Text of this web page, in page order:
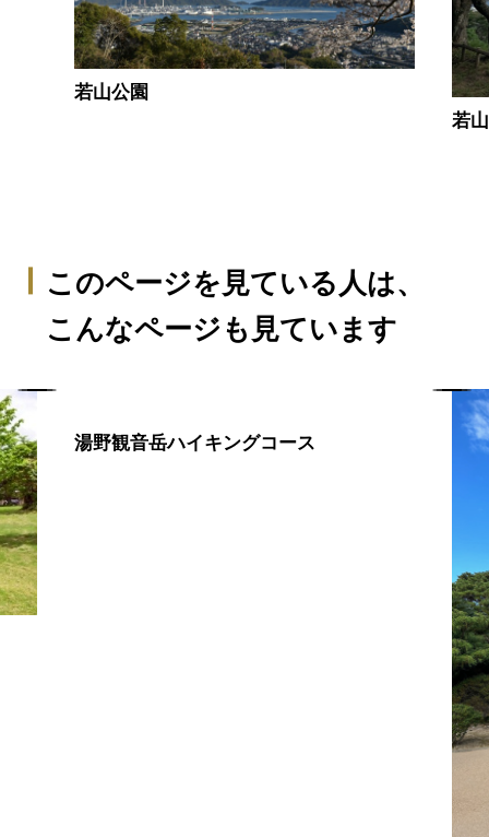
若山公園
若山
このページを見ている人は、
こんなページも見ています
湯野観音岳ハイキングコース